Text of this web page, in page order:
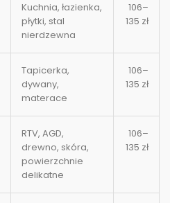
Kuchnia, łazienka,
płytki, stal
nierdzewna
106–
135 zł
Tapicerka,
dywany,
materace
106–
135 zł
RTV, AGD,
drewno, skóra,
powierzchnie
delikatne
106–
135 zł